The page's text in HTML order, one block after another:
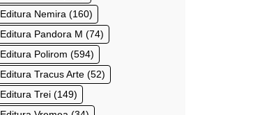
Editura Nemira (160)
Editura Pandora M (74)
Editura Polirom (594)
Editura Tracus Arte (52)
Editura Trei (149)